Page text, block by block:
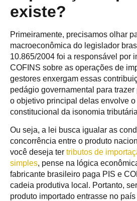
existe?
Primeiramente, precisamos olhar
macroeconômica do legislador
10.865/2004 foi a responsável por
COFINS sobre as operações de
gestores enxergam essas
pedágio governamental para
o objetivo principal delas envolve
constitucional da isonomia
Ou seja, a lei busca igualar as
concorrência entre o produto
você deseja ter tributos de
simples, pense na lógica
fabricante brasileiro paga PIS e
cadeia produtiva local. Portanto,
produto importado entrasse no